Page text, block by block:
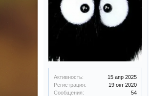
Активность:
15 апр 2025
Регистрация:
19 окт 2020
Сообщения:
54